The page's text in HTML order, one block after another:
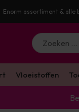
Enorm assortiment & alle
Vloeistoffen